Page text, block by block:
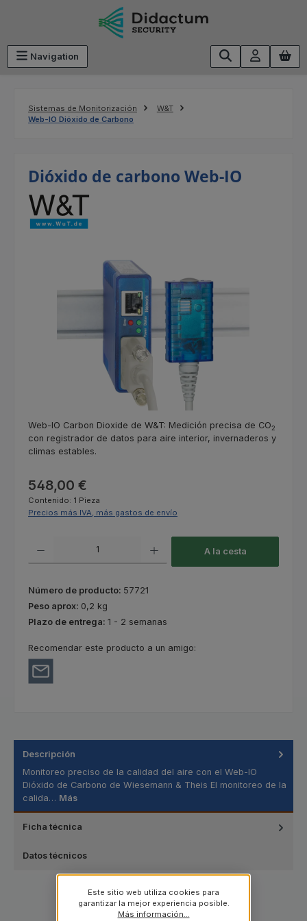
Saltar al contenido principal
Navigation
Sistemas de Monitorización
W&T
Web-IO Dióxido de Carbono
Dióxido de carbono Web-IO
Omitir galería de imágenes
Web-IO Carbon Dioxide de W&T: Medición precisa de CO2
con registrador de datos para aire interior, invernaderos y
climas estables.
Precio normal:
548,00 €
Contenido: 1 Pieza
Precios más IVA, más gastos de envío
A la cesta
Número de producto: 57721
Peso aprox: 0,2 kg
Plazo de entrega: 1 - 2 semanas
Recomendar este producto a un amigo:
Descripción
Monitoreo preciso de la calidad del aire con el Web-IO
Dióxido de Carbono de Wiesemann & Theis El monitoreo de la
calida… Más
Ficha técnica
Datos técnicos
Este sitio web utiliza cookies para
garantizar la mejor experiencia posible.
Más información...